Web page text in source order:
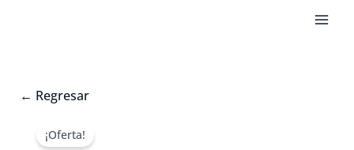
← Regresar
¡Oferta!